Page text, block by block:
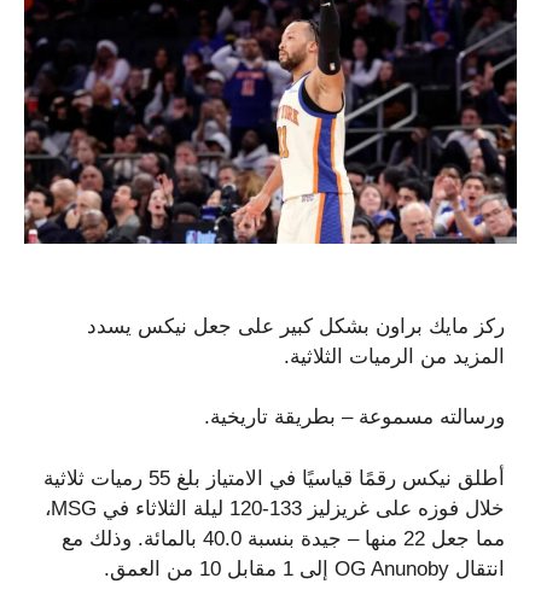
ركز مايك براون بشكل كبير على جعل نيكس يسدد
المزيد من الرميات الثلاثية.
ورسالته مسموعة – بطريقة تاريخية.
أطلق نيكس رقمًا قياسيًا في الامتياز بلغ 55 رميات ثلاثية
خلال فوزه على غريزليز 133-120 ليلة الثلاثاء في MSG،
مما جعل 22 منها – جيدة بنسبة 40.0 بالمائة. وذلك مع
انتقال OG Anunoby إلى 1 مقابل 10 من العمق.